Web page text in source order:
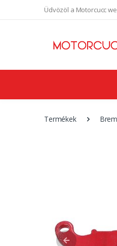
Üdvözöl a Motorcucc
Termékek